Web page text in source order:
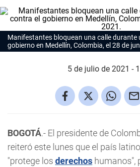
Manifestantes bloquean una calle durante
gobierno en Medellín, Colombia, el 28 de
5 de julio de 2021 -
BOGOTÁ.- El presidente de
reiteró este lunes que el país
"protege los derechos humanos",